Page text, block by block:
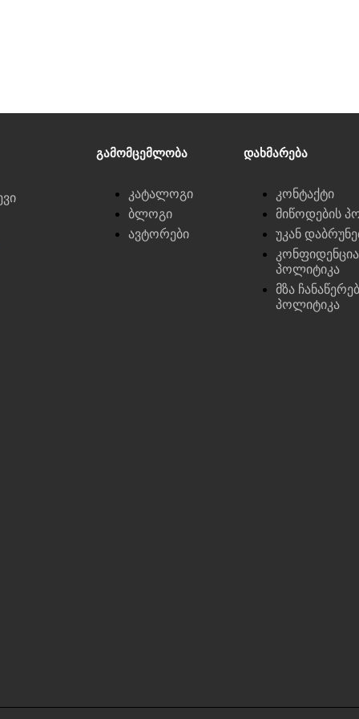
Გამომცემლობა
კატალოგი
ბლოგი
ავტორები
Დახმარება
კონტაქტი
მიწოდების
უკან
პოლიტიკა
მზა
პოლიტიკა